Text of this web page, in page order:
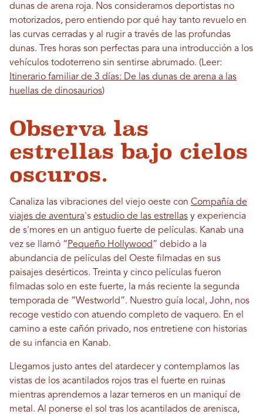
dunas de arena roja. Nos consideramos deportistas no
motorizados, pero entiendo por qué hay tanto revuelo en
las curvas cerradas y al rugir a través de las profundas
dunas. Tres horas son perfectas para una introducción a los
vehículos todoterreno sin sentirse abrumado. (Leer:
Itinerario familiar de 3 días: De las dunas de arena a las
huellas de dinosaurios)
Observa las
estrellas bajo cielos
oscuros.
Canaliza las vibraciones del viejo oeste con Compañía de
viajes de aventura's estudio de las estrellas y experiencia
de s'mores en un antiguo fuerte de películas. Kanab una
vez se llamó “ Pequeño Hollywood” debido a la
abundancia de películas del Oeste filmadas en sus
paisajes desérticos. Treinta y cinco películas fueron
filmadas solo en este fuerte, la más reciente la segunda
temporada de “Westworld”. Nuestro guía local, John, nos
recoge vestido con atuendo completo de vaquero. En el
camino a este cañón privado, nos entretiene con historias
de su infancia en Kanab.
Llegamos justo antes del atardecer y contemplamos las
vistas de los acantilados rojos tras el fuerte en ruinas
mientras aprendemos a lazar terneros en un maniquí de
metal. Al ponerse el sol tras los acantilados de arenisca,